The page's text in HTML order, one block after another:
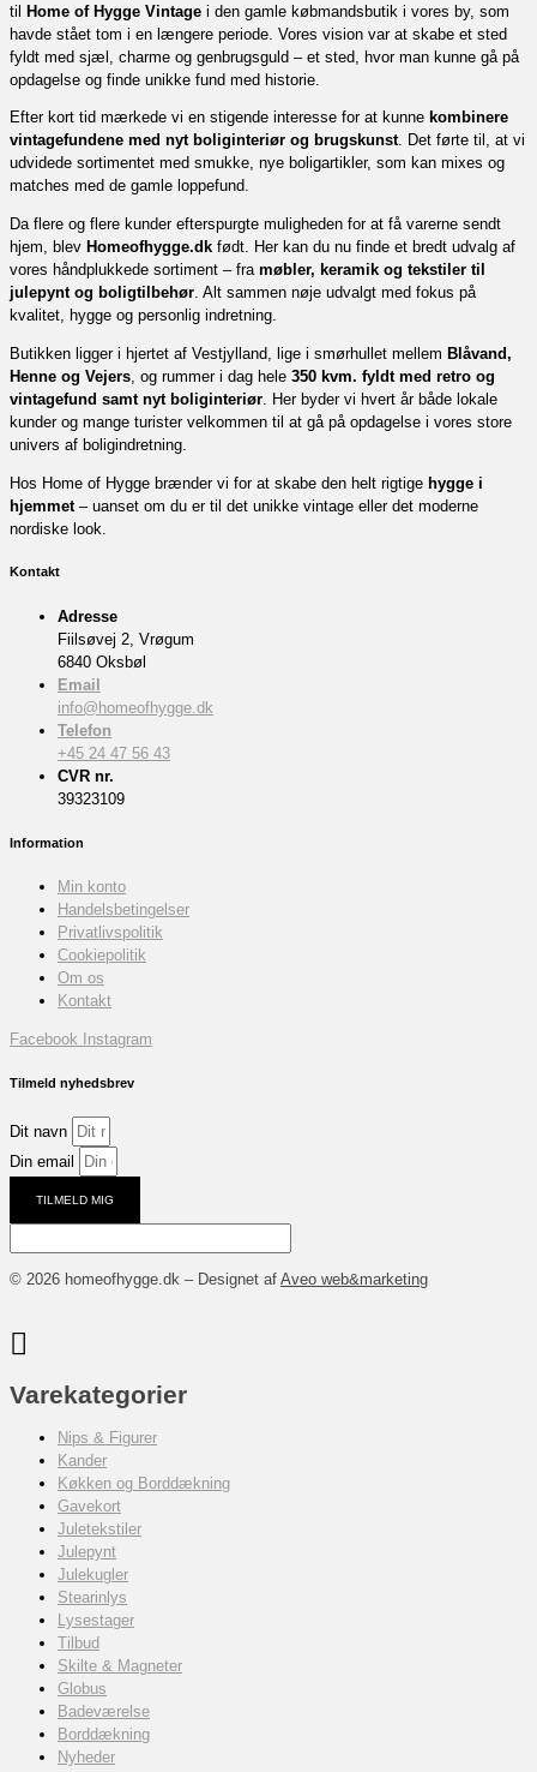
til Home of Hygge Vintage i den gamle købmandsbutik i vores by, som
havde stået tom i en længere periode. Vores vision var at skabe et sted
fyldt med sjæl, charme og genbrugsguld – et sted, hvor man kunne gå på
opdagelse og finde unikke fund med historie.
Efter kort tid mærkede vi en stigende interesse for at kunne kombinere
vintagefundene med nyt boliginteriør og brugskunst. Det førte til, at vi
udvidede sortimentet med smukke, nye boligartikler, som kan mixes og
matches med de gamle loppefund.
Da flere og flere kunder efterspurgte muligheden for at få varerne sendt
hjem, blev Homeofhygge.dk født. Her kan du nu finde et bredt udvalg af
vores håndplukkede sortiment – fra møbler, keramik og tekstiler til
julepynt og boligtilbehør. Alt sammen nøje udvalgt med fokus på
kvalitet, hygge og personlig indretning.
Butikken ligger i hjertet af Vestjylland, lige i smørhullet mellem Blåvand,
Henne og Vejers , og rummer i dag hele 350 kvm. fyldt med retro og
vintagefund samt nyt boliginteriør . Her byder vi hvert år både lokale
kunder og mange turister velkommen til at gå på opdagelse i vores store
univers af boligindretning.
Hos Home of Hygge brænder vi for at skabe den helt rigtige hygge i
hjemmet – uanset om du er til det unikke vintage eller det moderne
nordiske look.
Kontakt
Adresse
Fiilsøvej 2, Vrøgum
6840 Oksbøl
Email
info@homeofhygge.dk
Telefon
+45 24 47 56 43
CVR nr.
39323109
Information
Min konto
Handelsbetingelser
Privatlivspolitik
Cookiepolitik
Om os
Kontakt
Facebook Instagram
Tilmeld nyhedsbrev
Dit navn
Din email
TILMELD MIG
© 2026 homeofhygge.dk – Designet af Aveo web&marketing
Varekategorier
Nips & Figurer
Kander
Køkken og Borddækning
Gavekort
Juletekstiler
Julepynt
Julekugler
Stearinlys
Lysestager
Tilbud
Skilte & Magneter
Globus
Badeværelse
Borddækning
Nyheder